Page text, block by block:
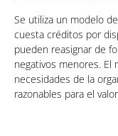
Se utiliza un modelo
cuesta créditos por
pueden reasignar de
negativos menores. El
necesidades de la
razonables para el